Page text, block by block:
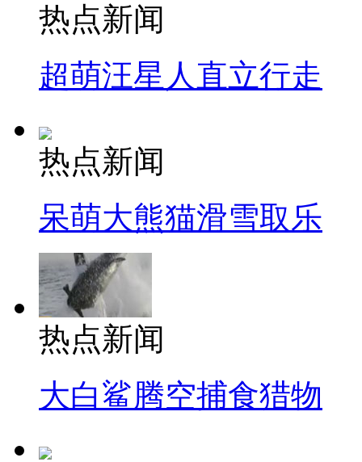
热点新闻
超萌汪星人直立行走
热点新闻
呆萌大熊猫滑雪取乐
热点新闻
大白鲨腾空捕食猎物